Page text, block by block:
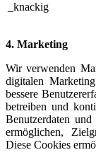
_knackig
4. Marketing
Wir verwenden
digitalen
bessere
betreiben und
Benutzerdaten und
ermöglichen,
Diese Cookies